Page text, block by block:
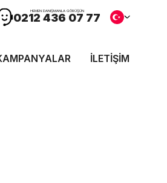
HEMEN DANIŞMANLA GÖRÜŞÜN
0212 436 07 77
İLETIŞIM